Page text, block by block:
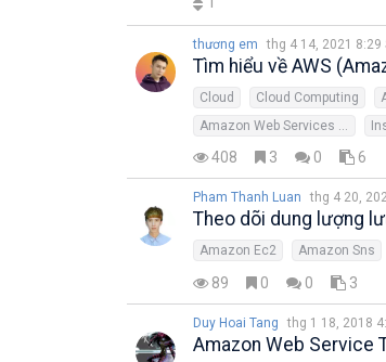
thương em thg 4 14, 2021 8:29
Tìm hiểu về AWS
Cloud Cloud Computing
408 3 0 6
Pham Thanh Luan thg 4 20,
Theo dõi dung lượng
Amazon Ec2 Amazon Sns
89 0 0 3
Duy Hoai Tang thg 1 18, 2018
Amazon Web Service